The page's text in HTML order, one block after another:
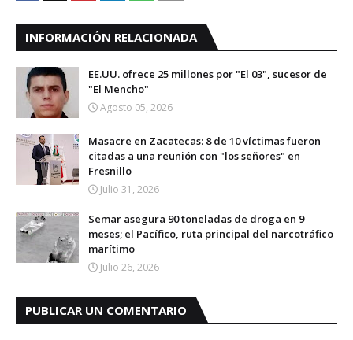
INFORMACIÓN RELACIONADA
EE.UU. ofrece 25 millones por "El 03", sucesor de
"El Mencho"
Agosto 05, 2026
Masacre en Zacatecas: 8 de 10 víctimas fueron
citadas a una reunión con "los señores" en
Fresnillo
Julio 31, 2026
Semar asegura 90 toneladas de droga en 9
meses; el Pacífico, ruta principal del narcotráfico
marítimo
Julio 26, 2026
PUBLICAR UN COMENTARIO